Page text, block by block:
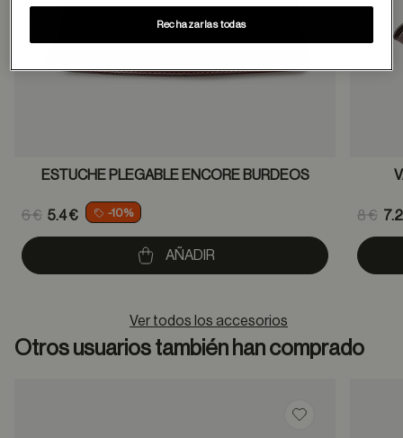
ESTUCHE PLEGABLE ENCORE BURDEOS
Price reduced from
6 €
to
5.4 € -10%
AÑADIR
8 €
to
Ver todos los accesorios
Otros usuarios también han comprado
Guardar en
Rechazarlas todas